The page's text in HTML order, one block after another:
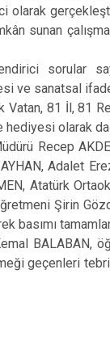
olarak
sunan
sorular
ve sanatsal
Vatan, 81 İl, 81
olarak
Recep
Adalet
Atatürk
Şirin
basımı
geçenleri